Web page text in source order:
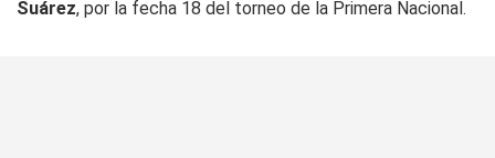
Suárez, por la fecha 18 del torneo de la Primera Nacional.